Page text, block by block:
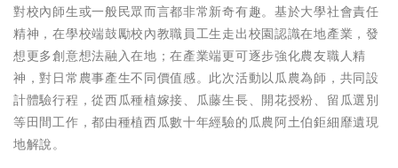
對校內師生或一般民眾而言都非常新奇有趣。基於大學社會責任
精神，在學校端鼓勵校內教職員工生走出校園認識在地產業，發
想更多創意想法融入在地；在產業端更可逐步強化農友職人精
神，對日常農事產生不同價值感。此次活動以瓜農為師，共同設
計體驗行程，從西瓜種植嫁接、瓜藤生長、開花授粉、留瓜選別
等田間工作，都由種植西瓜數十年經驗的瓜農阿土伯鉅細靡遺現
地解說。